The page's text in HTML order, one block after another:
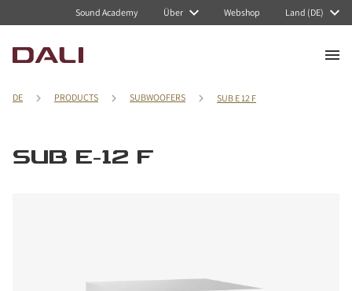
Sound Academy Über Webshop Land (DE)
DE PRODUCTS SUBWOOFERS SUB E 12 F
SUB E-12 F